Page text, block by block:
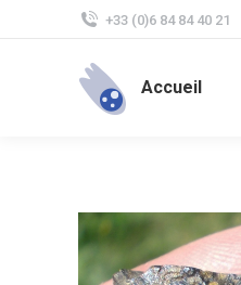
+33 (0)6 84 84 40 21
Accueil